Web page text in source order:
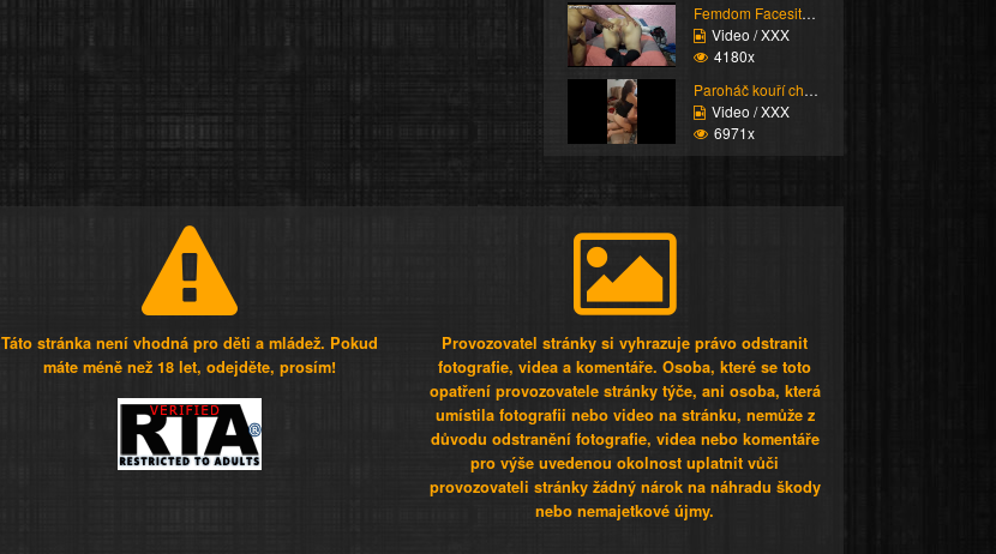
Femdom Facesitting vol...
Video / XXX
4180x
Paroháč kouří chlapa
Video / XXX
6971x
Táto stránka není vhodná pro děti a mládež. Pokud
máte méně než 18 let, odejděte, prosím!
Provozovatel stránky si vyhrazuje právo odstranit
fotografie, videa a komentáře. Osoba, které se toto
opatření provozovatele stránky týče, ani osoba, která
umístila fotografii nebo video na stránku, nemůže z
důvodu odstranění fotografie, videa nebo komentáře
pro výše uvedenou okolnost uplatnit vůči
provozovateli stránky žádný nárok na náhradu škody
nebo nemajetkové újmy.